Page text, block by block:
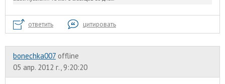
ответить цитировать
bonechka007 offline
05 апр. 2012 г., 9:20:20